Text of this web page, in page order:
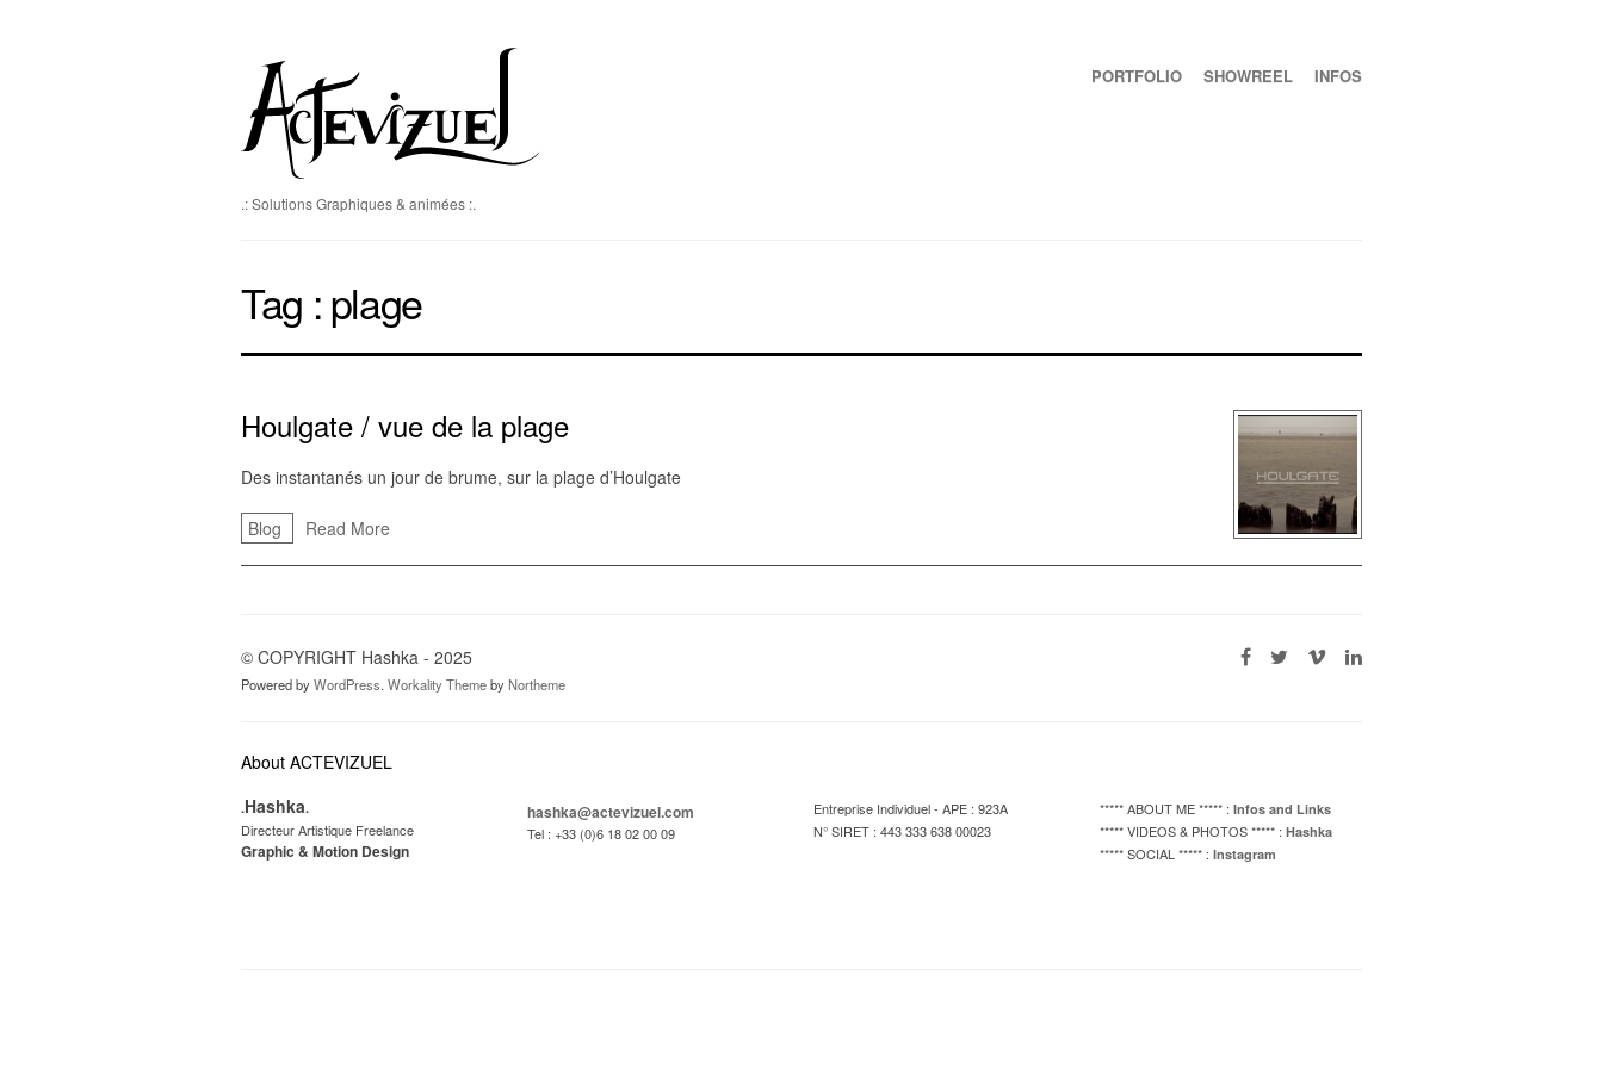
PORTFOLIO SHOWREEL INFOS
.: Solutions Graphiques & animées :.
Tag :plage
Houlgate / vue de la plage
Des instantanés un jour de brume, sur la plage d’Houlgate
Blog Read More
© COPYRIGHT Hashka - 2025
Powered byWordPress. Workality ThemebyNortheme
About ACTEVIZUEL
.Hashka.
Directeur Artistique Freelance
Graphic & Motion Design
hashka@actevizuel.com
Tel : +33 (0)6 18 02 00 09
Entreprise Individuel - APE : 923A
N° SIRET : 443 333 638 00023
***** ABOUT ME ***** : Infos and Links
***** VIDEOS & PHOTOS ***** : Hashka
***** SOCIAL ***** : Instagram